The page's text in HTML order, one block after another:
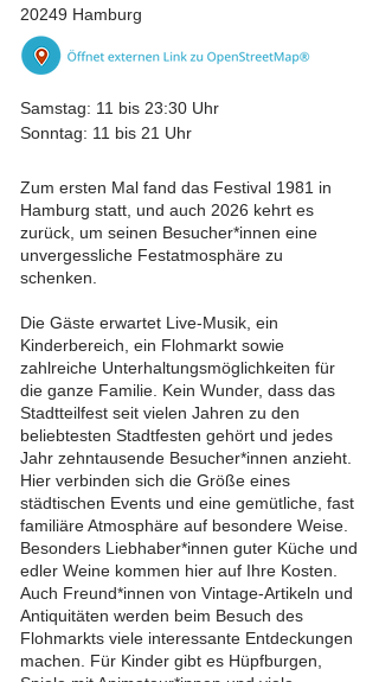
20249 Hamburg
Samstag: 11 bis 23:30 Uhr
Sonntag: 11 bis 21 Uhr
Zum ersten Mal fand das Festival 1981 in
Hamburg statt, und auch 2026 kehrt es
zurück, um seinen Besucher*innen eine
unvergessliche Festatmosphäre zu
schenken.
Die Gäste erwartet Live-Musik, ein
Kinderbereich, ein Flohmarkt sowie
zahlreiche Unterhaltungsmöglichkeiten für
die ganze Familie. Kein Wunder, dass das
Stadtteilfest seit vielen Jahren zu den
beliebtesten Stadtfesten gehört und jedes
Jahr zehntausende Besucher*innen anzieht.
Hier verbinden sich die Größe eines
städtischen Events und eine gemütliche, fast
familiäre Atmosphäre auf besondere Weise.
Besonders Liebhaber*innen guter Küche und
edler Weine kommen hier auf Ihre Kosten.
Auch Freund*innen von Vintage-Artikeln und
Antiquitäten werden beim Besuch des
Flohmarkts viele interessante Entdeckungen
machen. Für Kinder gibt es Hüpfburgen,